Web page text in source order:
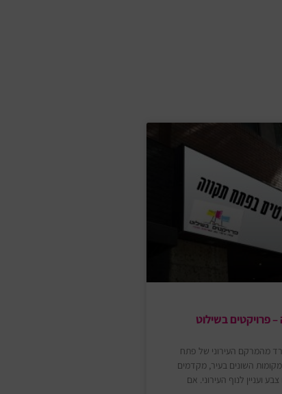
פרויקטים בשילוט
מהמרקם העירוני של פתח
השונים בעיר, מקדמים
ועניין לנוף העירוני. אם